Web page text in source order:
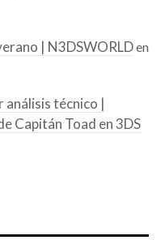
| N3DSWORLDen
análisis técnico |
Capitán Toad en 3DS